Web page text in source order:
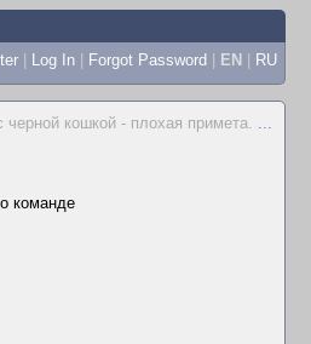
| Log In | Forgot Password | EN | RU
кошкой - плохая примета. ...
команде